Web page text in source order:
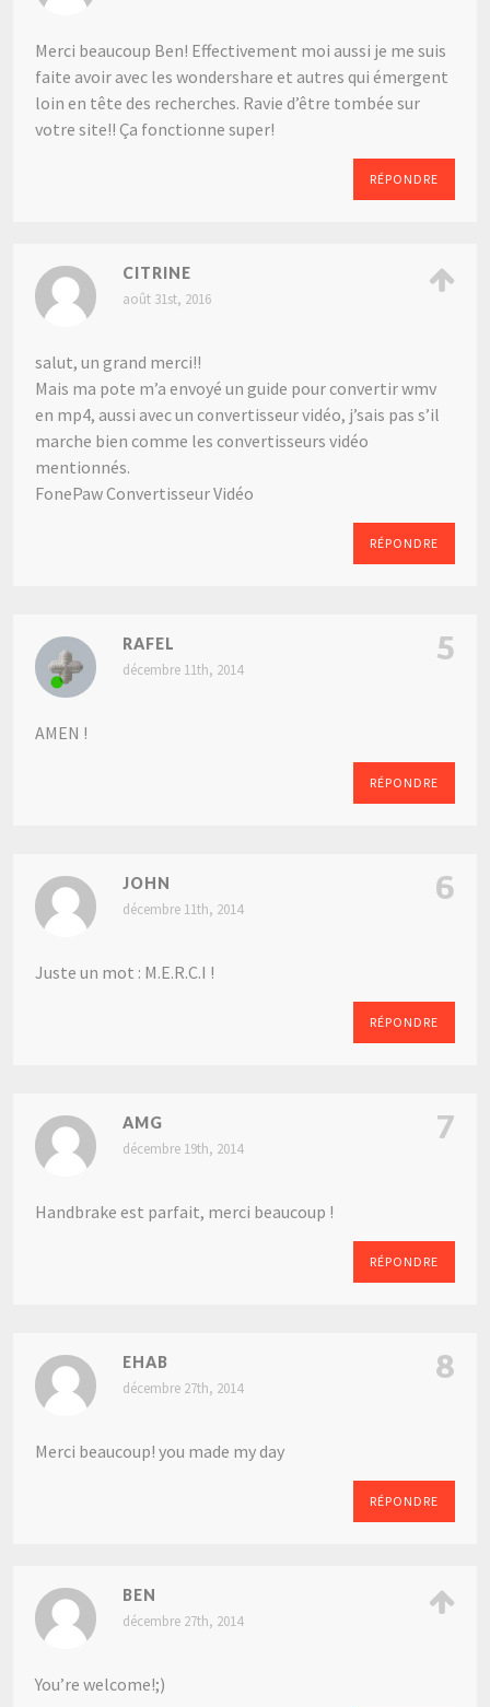
Merci beaucoup Ben! Effectivement moi aussi je me suis
faite avoir avec les wondershare et autres qui émergent
loin en tête des recherches. Ravie d’être tombée sur
votre site!! Ça fonctionne super!
RÉPONDRE
CITRINE
août 31st, 2016
salut, un grand merci!!
Mais ma pote m’a envoyé un guide pour convertir wmv
en mp4, aussi avec un convertisseur vidéo, j’sais pas s’il
marche bien comme les convertisseurs vidéo
mentionnés.
FonePaw Convertisseur Vidéo
RÉPONDRE
RAFEL
décembre 11th, 2014
AMEN !
RÉPONDRE
5
JOHN
décembre 11th, 2014
Juste un mot : M.E.R.C.I !
RÉPONDRE
6
AMG
décembre 19th, 2014
Handbrake est parfait, merci beaucoup !
RÉPONDRE
7
EHAB
décembre 27th, 2014
Merci beaucoup! you made my day
RÉPONDRE
8
BEN
décembre 27th, 2014
You’re welcome!;)